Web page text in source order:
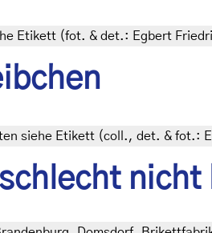
Etikett (fot. & det.: Egbert
siehe Etikett (coll., det. & fot.:
nicht